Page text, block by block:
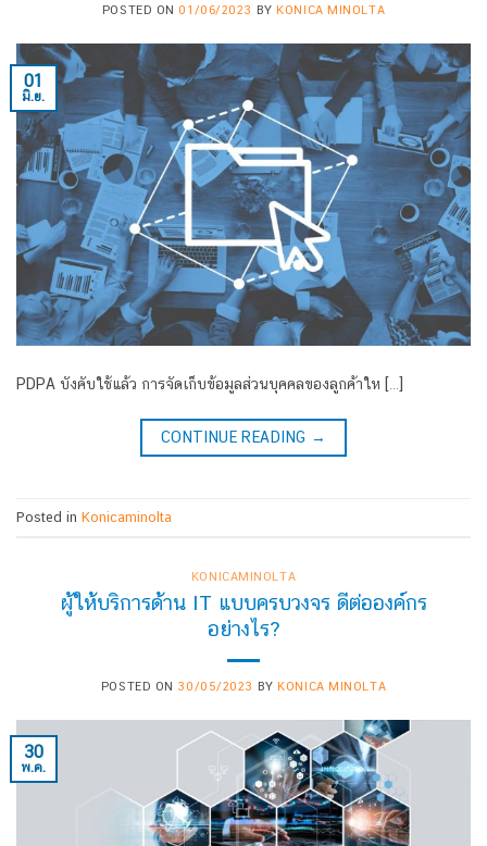
POSTED ON01/06/2023 BYKONICA MINOLTA
01
มิ.ย.
PDPA บังคับใช้แล้ว การจัดเก็บข้อมูลส่วนบุคคลของลูกค้าให […]
CONTINUE READING →
Posted in Konicaminolta
KONICAMINOLTA
ผู้ให้บริการด้าน IT แบบครบวงจร ดีต่อองค์กร
อย่างไร?
POSTED ON 30/05/2023 BYKONICA MINOLTA
30
พ.ค.